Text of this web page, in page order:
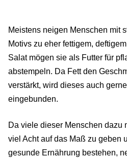
Meistens neigen Menschen mit
Motivs zu eher fettigem,
Salat mögen sie als Futter für
abstempeln. Da Fett den
verstärkt, wird dieses auch
eingebunden.
Da viele dieser Menschen dazu
viel Acht auf das Maß zu geben
gesunde Ernährung bestehen,